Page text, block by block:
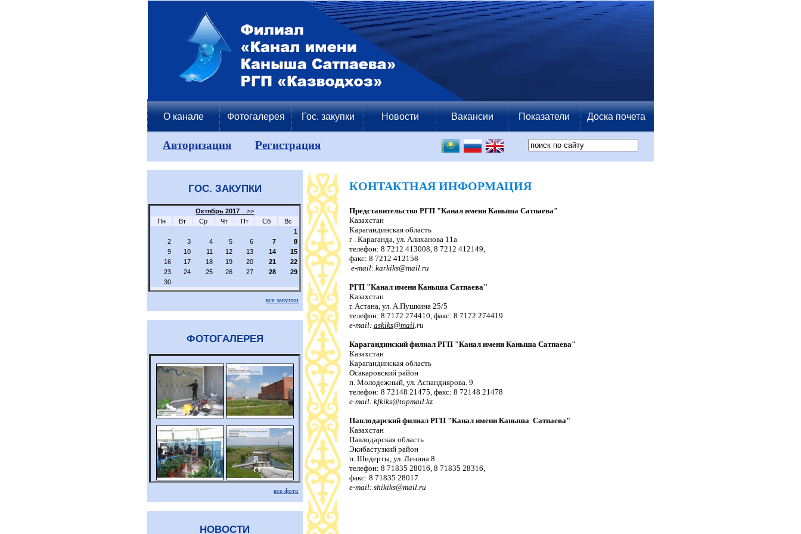
О канале Фотогалерея Гос. закупки Новости Вакансии Показатели Доска почета
Авторизация Регистрация
ГОС. ЗАКУПКИ
Октябрь 2017
...>>
Пн
Вт Ср Чт Пт Сб
Вс
1
2
3 4 5 6 7
8
9
10 11 12 13 14
15
16
17 18 19 20 21
22
23
24 25 26 27 28
29
30
все закупки
ФОТОГАЛЕРЕЯ
все фото
НОВОСТИ
КОНТАКТНАЯ ИНФОРМАЦИЯ
Представительство РГП "Канал имени Каныша Сатпаева"
Казахстан
Карагандинская область
г . Караганда, ул. Алиханова 11а
телефон: 8 7212 413008, 8 7212 412149,
факс: 8 7212 412158
e-mail: karkiks@mail.ru
РГП "Канал имени Каныша Сатпаева"
Казахстан
г. Астана, ул. А.Пушкина 25/5
телефон: 8 7172 274410, факс: 8 7172 274419
e-mail: askiks@mail.ru
Карагандинский филиал РГП "Канал имени Каныша Сатпаева"
Казахстан
Карагандинская область
Осакаровский район
п. Молодежный, ул. Аспандиярова. 9
телефон: 8 72148 21475, факс: 8 72148 21478
e-mail: kfkiks@topmail.kz
Павлодарский филиал РГП "Канал имени Каныша Сатпаева"
Казахстан
Павлодарская область
Экибастузкий район
п. Шидерты, ул. Ленина 8
телефон: 8 71835 28016, 8 71835 28316,
факс: 8 71835 28017
e-mail: shikiks@mail.ru